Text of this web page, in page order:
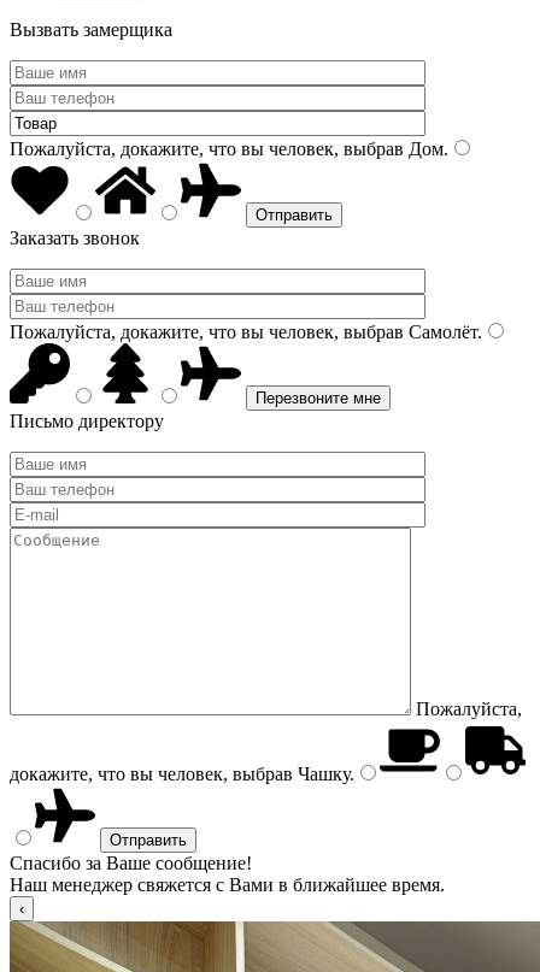
Вызвать замерщика
Пожалуйста, докажите, что вы человек, выбрав Дом.
Заказать звонок
Пожалуйста, докажите, что вы человек, выбрав Самолёт.
Письмо директору
Пожалуйста,
докажите, что вы человек, выбрав Чашку.
Спасибо за Ваше сообщение!
Наш менеджер свяжется с Вами в ближайшее время.